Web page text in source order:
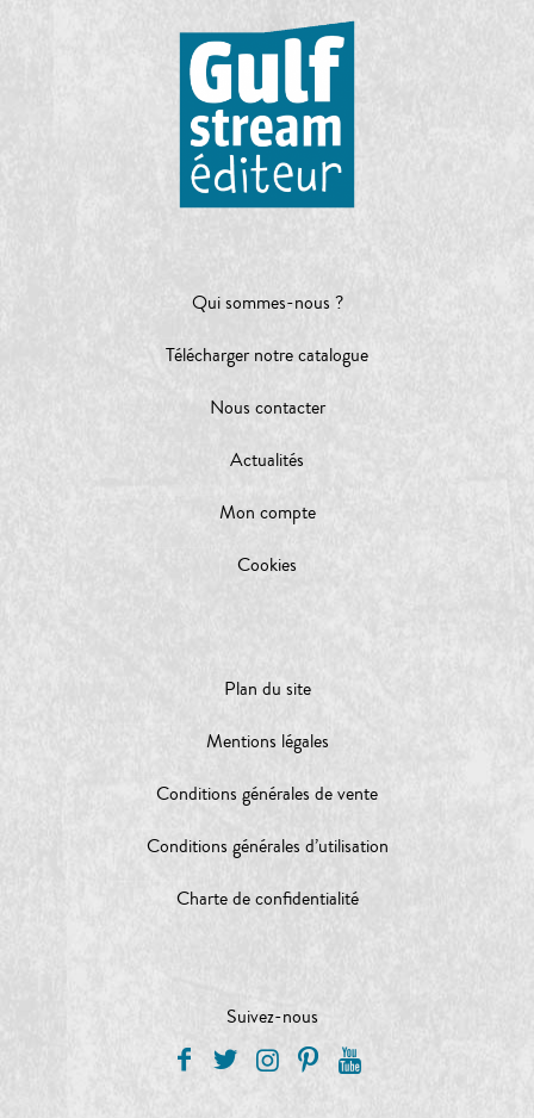
Qui sommes-nous ?
Télécharger notre catalogue
Nous contacter
Actualités
Mon compte
Cookies
Plan du site
Mentions légales
Conditions générales de vente
Conditions générales d’utilisation
Charte de confidentialité
Suivez-nous